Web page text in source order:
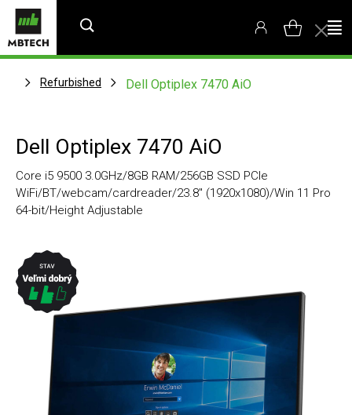
Refurbished Dell Optiplex 7470 AiO
Dell Optiplex 7470 AiO
Core i5 9500 3.0GHz/8GB RAM/256GB SSD PCIe
WiFi/BT/webcam/cardreader/23.8" (1920x1080)/Win 11 Pro
64-bit/Height Adjustable